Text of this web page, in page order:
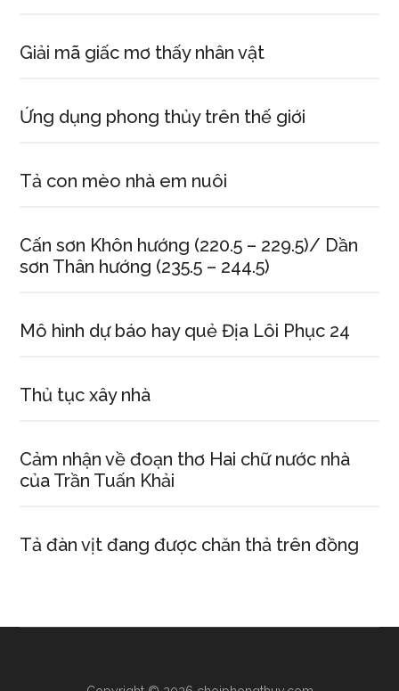
Giải mã giấc mơ thấy nhân vật
Ứng dụng phong thủy trên thế giới
Tả con mèo nhà em nuôi
Cấn sơn Khôn hướng (220.5 – 229.5)/ Dần
sơn Thân hướng (235.5 – 244.5)
Mô hình dự báo hay quẻ Địa Lôi Phục 24
Thủ tục xây nhà
Cảm nhận về đoạn thơ Hai chữ nước nhà
của Trần Tuấn Khải
Tả đàn vịt đang được chăn thả trên đồng